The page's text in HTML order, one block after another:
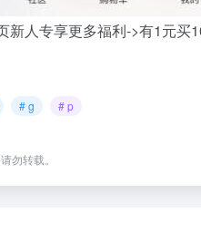
新人专享更多福利->有1元买
# g # p
勿转载。